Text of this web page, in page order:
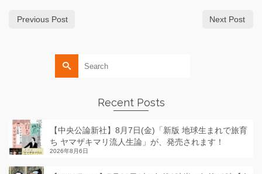
Previous Post Next Post
Search
for:
Recent Posts
【中央公論新社】8月7日(金)「新版 地球生まれで旅育
ち ヤマザキマリ流人生論」が、発売されます！
2026年8月6日